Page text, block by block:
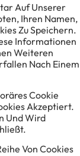
Auf Unserer
Ihren Namen,
Zu Speichern.
Informationen
Weiteren
Nach Einem
Cookie
Akzeptiert.
Und Wird
Von Cookies